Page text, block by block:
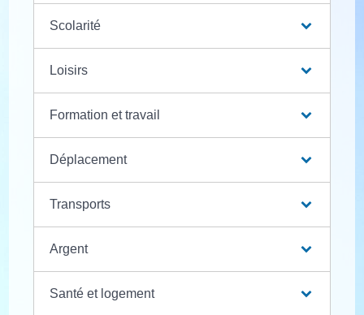
Scolarité
Loisirs
Formation et travail
Déplacement
Transports
Argent
Santé et logement